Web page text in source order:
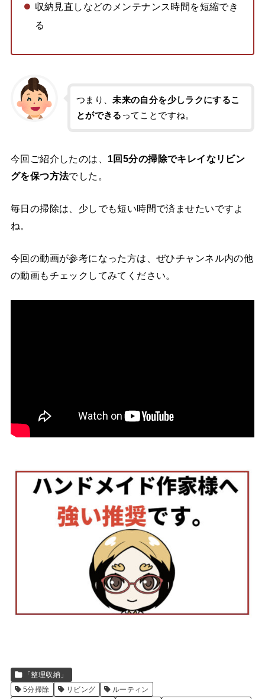
収納見直しなどのメンテナンス時間を短縮でき
る
つまり、未来の自分を少しラクにするこ
とができる ってことですね。
今回ご紹介したのは、 1回5分の掃除でキレイなリビン
グを保つ方法でした。
毎日の掃除は、少しでも短い時間で済ませたいですよ
ね。
今回の動画が参考になった方は、ぜひチャンネル内の他
の動画もチェックしてみてください。
「整理収納」
5分掃除
リビング
ルーティン